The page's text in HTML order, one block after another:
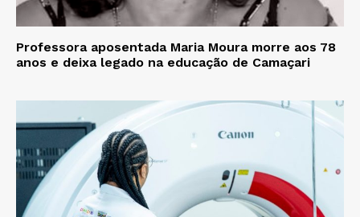
Professora aposentada Maria Moura morre aos 78
anos e deixa legado na educação de Camaçari